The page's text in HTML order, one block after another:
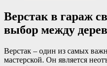
Верстак в гараж
выбор между
Верстак – один из самых
мастерской. Он является